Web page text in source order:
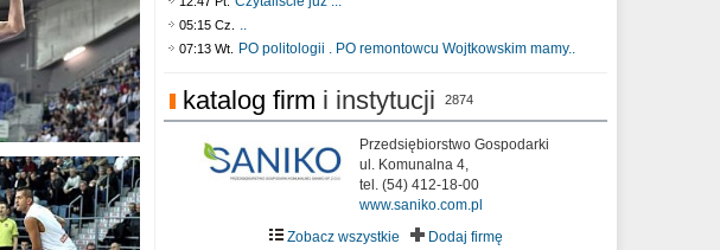
05:15 Cz. ..
07:13 Wt. PO politologii . PO remontowcu Wojtkowskim mamy..
katalog firm i instytucji 2874
Przedsiębiorstwo Gospodarki
ul. Komunalna 4,
tel. (54) 412-18-00
www.saniko.com.pl
Zobacz wszystkie
Dodaj firmę